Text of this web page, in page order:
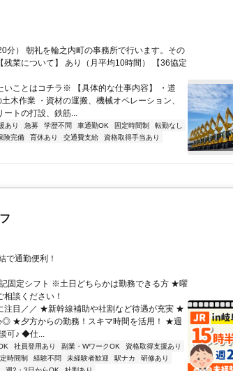
分） 朝礼を輪之内町の事務所で行います。その
業について】 あり（月平均10時間） 【36協定
ことはコチラ※ 【具体的な仕事内容】 ・道
木作業 ・資材の運搬、機械オペレーション、
ートの打設、鉄筋...
あり 急募 学歴不問 車通勤OK 固定時間制
転勤なし
険完備 育休あり 交通費支給
資格取得手当あり
で通勤便利！
固定シフト ※土日どちらかは勤務できる方 ★曜
談ください！
注目／／ ★新幹線補助や社割など待遇が充実 ★
◎ ★夕方からの勤務！スキマ時間を活用！ ★週
可♪ ◆仕...
社員登用あり 副業・WワークOK
資格取得支援あり
時間制 経験不問 未経験者歓迎 駅ナカ
研修あり